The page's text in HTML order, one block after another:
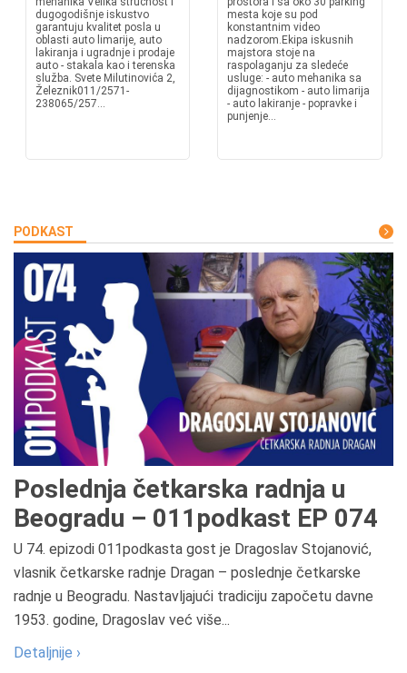
dugogodišnje iskustvo
garantuju kvalitet posla u
oblasti auto limarije, auto
lakiranja i ugradnje i prodaje
auto - stakala kao i terenska
služba. Svete Milutinovića 2,
Železnik011/2571-
238065/257...
mesta koje su pod
konstantnim video
nadzorom.Ekipa iskusnih
majstora stoje na
raspolaganju za sledeće
usluge: - auto mehanika sa
dijagnostikom - auto limarija
- auto lakiranje - popravke i
punjenje...
PODKAST
Poslednja četkarska radnja u
Beogradu – 011podkast EP 074
U 74. epizodi 011podkasta gost je Dragoslav Stojanović,
vlasnik četkarske radnje Dragan – poslednje četkarske
radnje u Beogradu. Nastavljajući tradiciju započetu davne
1953. godine, Dragoslav već više...
Detaljnije ›